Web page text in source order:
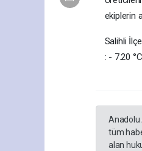
ekiplerin
Salihli
: - 7.20
Anadolu
tüm
alan